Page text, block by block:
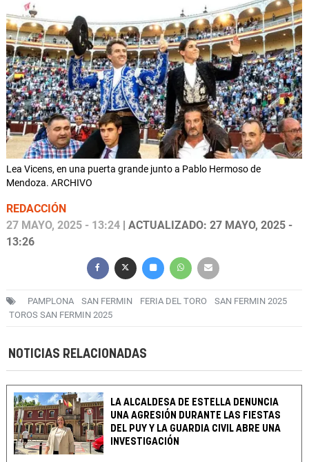
Lea Vicens, en una puerta grande junto a Pablo Hermoso de
Mendoza. ARCHIVO
REDACCIÓN
27 MAYO, 2025 - 13:24 | ACTUALIZADO: 27 MAYO, 2025 -
13:26
PAMPLONA SAN FERMIN FERIA DEL TORO
SAN FERMIN 2025
TOROS SAN FERMIN 2025
NOTICIAS RELACIONADAS
LA ALCALDESA DE ESTELLA DENUNCIA
UNA AGRESIÓN DURANTE LAS FIESTAS
DEL PUY Y LA GUARDIA CIVIL ABRE UNA
INVESTIGACIÓN